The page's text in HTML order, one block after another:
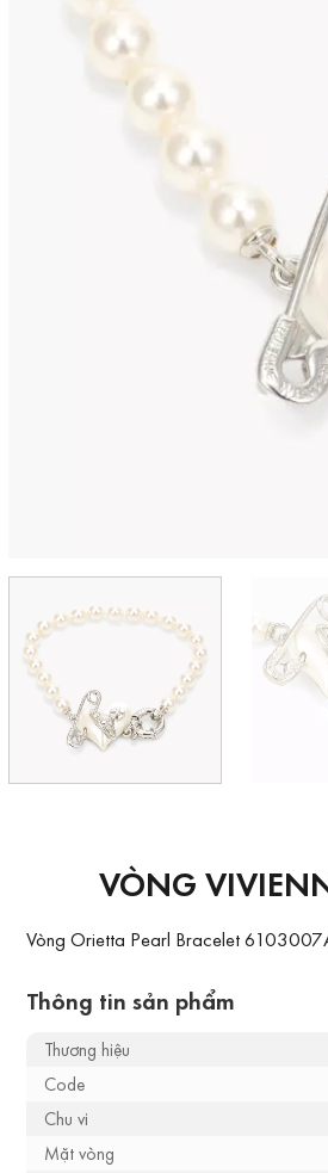
VÒNG
Vòng Orietta Pearl Bracelet
Thông tin sản phẩm
Thương hiệu
Code
Chu vi
Mặt vòng